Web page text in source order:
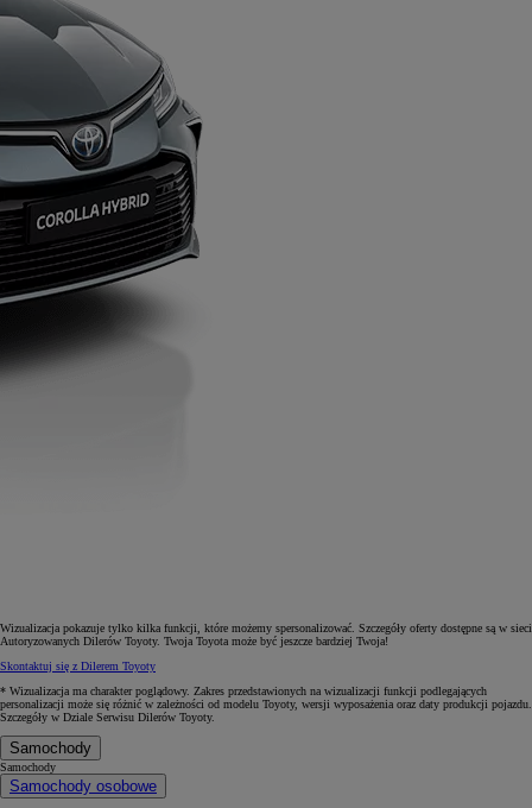
Wizualizacja pokazuje tylko kilka funkcji, które możemy spersonalizować. Szczegóły oferty dostępne są w sieci
Autoryzowanych Dilerów Toyoty. Twoja Toyota może być jeszcze bardziej Twoja!
Skontaktuj się z Dilerem Toyoty
* Wizualizacja ma charakter poglądowy. Zakres przedstawionych na wizualizacji funkcji podlegających
personalizacji może się różnić w zależności od modelu Toyoty, wersji wyposażenia oraz daty produkcji pojazdu.
Szczegóły w Dziale Serwisu Dilerów Toyoty.
Samochody
Samochody
Samochody osobowe